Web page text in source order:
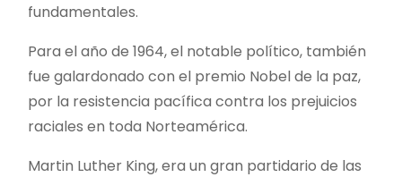
fundamentales.
Para el año de 1964, el notable político, también
fue galardonado con el premio Nobel de la paz,
por la resistencia pacífica contra los prejuicios
raciales en toda Norteamérica.
Martin Luther King, era un gran partidario de las